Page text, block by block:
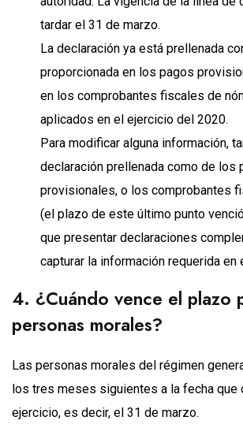
tardar el 31 de marzo.
La declaración ya está prellenada
proporcionada en los pagos
en los comprobantes fiscales de
aplicados en el ejercicio del 2020.
Para modificar alguna información,
declaración prellenada como de los
provisionales, o los comprobantes
(el plazo de este último punto
que presentar declaraciones
capturar la información requerida en
4. ¿Cuándo vence el plazo
personas morales?
Las personas morales del régimen
los tres meses siguientes a la fecha que
ejercicio, es decir, el 31 de marzo.